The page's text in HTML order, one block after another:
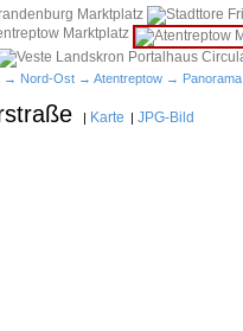
→ Nord-Ost → Atentreptow → Panorama
| Karte | JPG-Bild